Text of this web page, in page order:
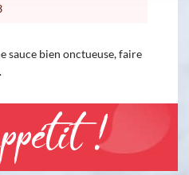
sauce bien onctueuse, faire
!